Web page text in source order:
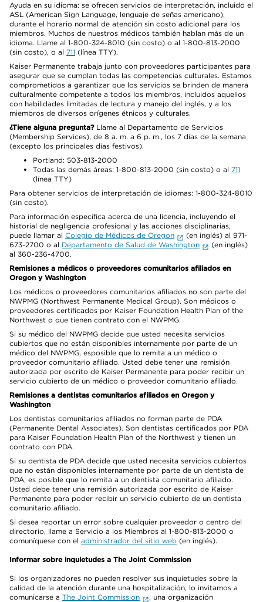
Ayuda en su idioma: se ofrecen servicios de interpretación, incluido el
ASL (American Sign Language, lenguaje de señas americano),
durante el horario normal de atención sin costo adicional para los
miembros. Muchos de nuestros médicos también hablan más de un
idioma. Llame al 1-800-324-8010 (sin costo) o al 1-800-813-2000
(sin costo), o al 711 (línea TTY).
Kaiser Permanente trabaja junto con proveedores participantes para
asegurar que se cumplan todas las competencias culturales. Estamos
comprometidos a garantizar que los servicios se brinden de manera
culturalmente competente a todos los miembros, incluidos aquellos
con habilidades limitadas de lectura y manejo del inglés, y a los
miembros de diversos orígenes étnicos y culturales.
¿Tiene alguna pregunta?Llame al Departamento de Servicios
(Membership Services), de 8 a. m. a 6 p. m., los 7 días de la semana
(excepto los principales días festivos).
Portland: 503-813-2000
Todas las demás áreas: 1-800-813-2000 (sin costo) o al 711
(línea TTY)
Para obtener servicios de interpretación de idiomas: 1-800-324-8010
(sin costo).
Para información específica acerca de una licencia, incluyendo el
historial de negligencia profesional y las acciones disciplinarias,
puede llamar al Colegio de Médicos de Oregon
(en inglés) al 971-
673-2700 o al Departamento de Salud de Washington
(en inglés)
al 360-236-4700.
Remisiones a médicos o proveedores comunitarios afiliados en
Oregon y Washington
Los médicos o proveedores comunitarios afiliados no son parte del
NWPMG (Northwest Permanente Medical Group). Son médicos o
proveedores certificados por Kaiser Foundation Health Plan of the
Northwest o que tienen contrato con el NWPMG.
Si su médico del NWPMG decide que usted necesita servicios
cubiertos que no están disponibles internamente por parte de un
médico del NWPMG, esposible que lo remita a un médico o
proveedor comunitario afiliado. Usted debe tener una remisión
autorizada por escrito de Kaiser Permanente para poder recibir un
servicio cubierto de un médico o proveedor comunitario afiliado.
Remisiones a dentistas comunitarios afiliados en Oregon y
Washington
Los dentistas comunitarios afiliados no forman parte de PDA
(Permanente Dental Associates). Son dentistas certificados por PDA
para Kaiser Foundation Health Plan of the Northwest y tienen un
contrato con PDA.
Si su dentista de PDA decide que usted necesita servicios cubiertos
que no están disponibles internamente por parte de un dentista de
PDA, es posible que lo remita a un dentista comunitario afiliado.
Usted debe tener una remisión autorizada por escrito de Kaiser
Permanente para poder recibir un servicio cubierto de un dentista
comunitario afiliado.
Si desea reportar un error sobre cualquier proveedor o centro del
directorio, llame a Servicio a los Miembros al 1-800-813-2000 o
comuníquese con el administrador del sitio web (en inglés).
Informar sobre inquietudes a The Joint Commission
Si los organizadores no pueden resolver sus inquietudes sobre la
calidad de la atención durante una hospitalización, lo invitamos a
comunicarse a The Joint Commission
, una organización